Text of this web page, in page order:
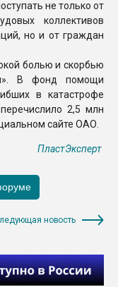
не только от
коллективов
но и от граждан
болью и скорбью
В фонд помощи
в катастрофе
2,5 млн
сайте ОАО.
ПластЭксперт
новость